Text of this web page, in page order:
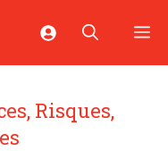
, Risques,